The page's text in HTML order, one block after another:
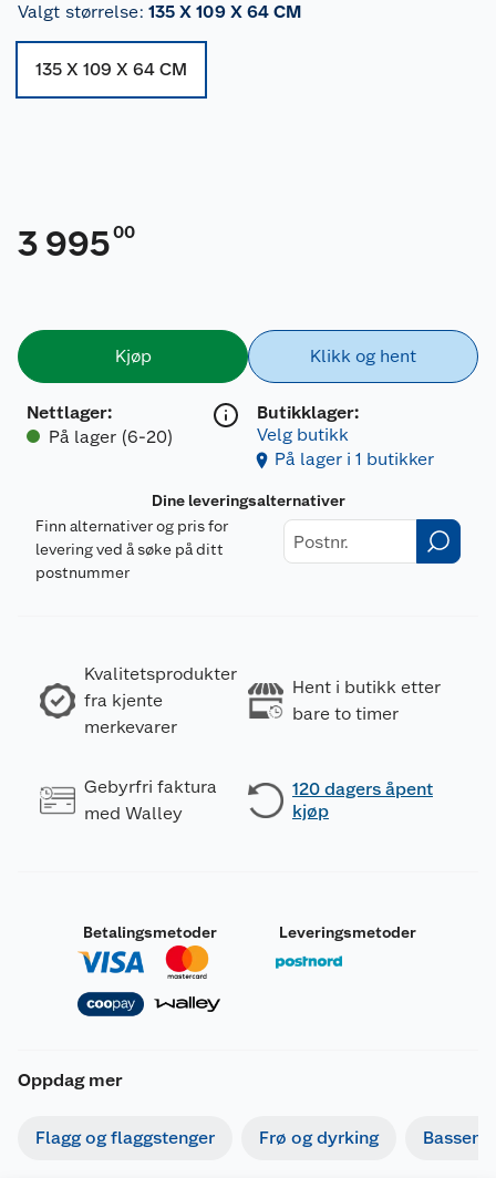
Valgt størrelse: 135 X 109 X 64 CM
135 X 109 X 64 CM
3 99500
Kjøp
Nettlager:
På lager (6-20)
Klikk og hent
Butikklager:
Velg butikk
På lager i 1 butikker
Dine leveringsalternativer
Finn alternativer og pris for
levering ved å søke på ditt
postnummer
Kvalitetsprodukter
fra kjente
merkevarer
Hent i butikk etter
bare to timer
Gebyrfri faktura
med Walley
120 dagers åpent
kjøp
Betalingsmetoder Leveringsmetoder
Oppdag mer
Flagg og flaggstenger Frø og dyrking Basseng